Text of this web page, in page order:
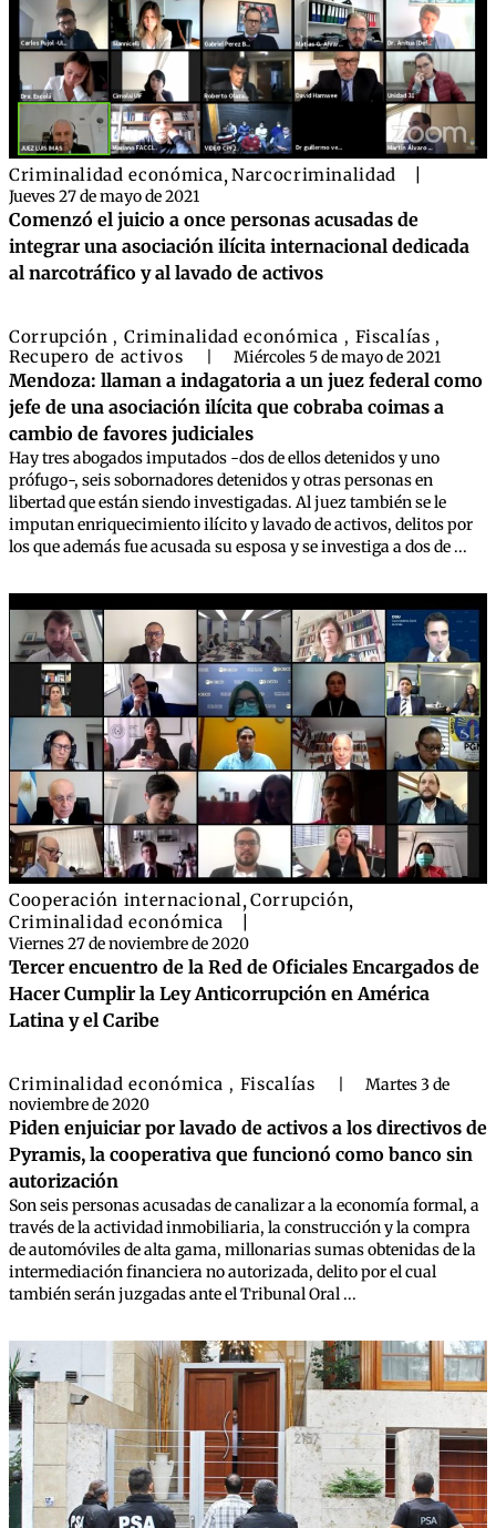
Criminalidad económica,Narcocriminalidad
Jueves 27 de mayo de 2021
Comenzó el juicio a once personas acusadas de
integrar una asociación ilícita internacional dedicada
al narcotráfico y al lavado de activos
Corrupción , Criminalidad económica , Fiscalías ,
Recupero de activos Miércoles 5 de mayo de 2021
Mendoza: llaman a indagatoria a un juez federal como
jefe de una asociación ilícita que cobraba coimas a
cambio de favores judiciales
Hay tres abogados imputados -dos de ellos detenidos y uno
prófugo-, seis sobornadores detenidos y otras personas en
libertad que están siendo investigadas. Al juez también se le
imputan enriquecimiento ilícito y lavado de activos, delitos por
los que además fue acusada su esposa y se investiga a dos de ...
Cooperación internacional,Corrupción,
Criminalidad económica
Viernes 27 de noviembre de 2020
Tercer encuentro de la Red de Oficiales Encargados de
Hacer Cumplir la Ley Anticorrupción en América
Latina y el Caribe
Criminalidad económica , Fiscalías
Martes 3 de
noviembre de 2020
Piden enjuiciar por lavado de activos a los directivos de
Pyramis, la cooperativa que funcionó como banco sin
autorización
Son seis personas acusadas de canalizar a la economía formal, a
través de la actividad inmobiliaria, la construcción y la compra
de automóviles de alta gama, millonarias sumas obtenidas de la
intermediación financiera no autorizada, delito por el cual
también serán juzgadas ante el Tribunal Oral ...